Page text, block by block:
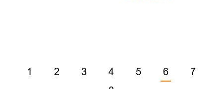
1 2 3 4 5 6
7